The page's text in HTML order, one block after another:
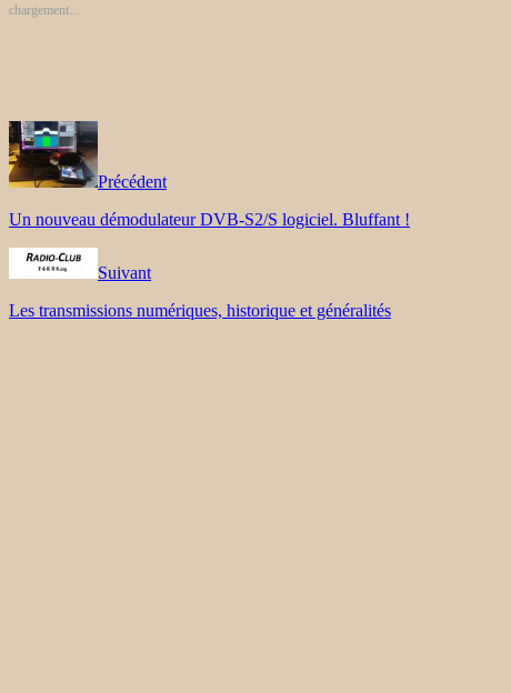
chargement…
Précédent
Un nouveau démodulateur DVB-S2/S logiciel. Bluffant !
Suivant
Les transmissions numériques, historique et généralités